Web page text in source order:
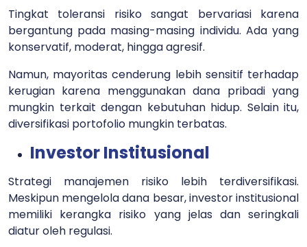
Tingkat toleransi risiko sangat bervariasi karena
bergantung pada masing-masing individu. Ada yang
konservatif, moderat, hingga agresif.
Namun, mayoritas cenderung lebih sensitif terhadap
kerugian karena menggunakan dana pribadi yang
mungkin terkait dengan kebutuhan hidup. Selain itu,
diversifikasi portofolio mungkin terbatas.
Investor Institusional
Strategi manajemen risiko lebih terdiversifikasi.
Meskipun mengelola dana besar, investor institusional
memiliki kerangka risiko yang jelas dan seringkali
diatur oleh regulasi.